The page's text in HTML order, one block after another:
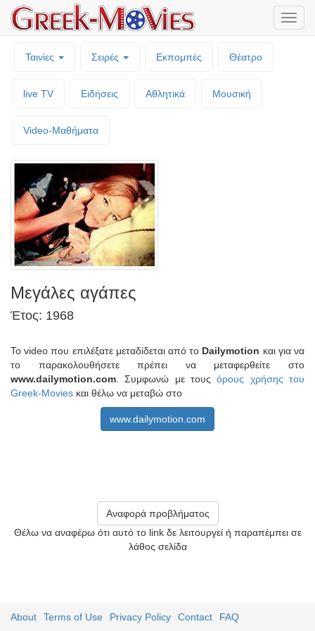
Ταινίες Σειρές Εκπομπές Θέατρο
live TV Ειδήσεις Αθλητικά Μουσική
Video-Mαθήματα
Μεγάλες αγάπες
Έτος: 1968
Το video που επιλέξατε μεταδίδεται από το Dailymotion και για να
το παρακολουθήσετε πρέπει να μεταφερθείτε στο
www.dailymotion.com . Συμφωνώ με τουςόρους χρήσης του
Greek-Movies και θέλω να μεταβώ στο
www.dailymotion.com
Αναφορά προβλήματος
Θέλω να αναφέρω ότι αυτό το link δε λειτουργεί ή παραπέμπει σε
λάθος σελίδα
About Terms of Use Privacy Policy Contact FAQ